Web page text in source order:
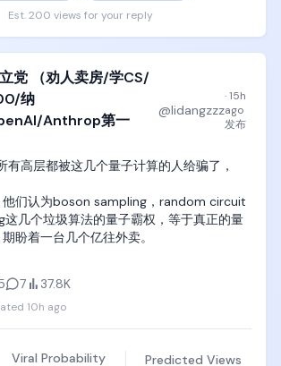
艺风格呈现，服装不脱落、不破损、不透
度位移。不出现真实存在的节目名、电视台
就是后来谷歌的AI大模型，Gemini。
来，他觉得这才是正经事。
个技术出口搞点创造，比什么都强。
一直退休？
大错误。”
Est. 200 views for your reply
党 （劝人卖房/学CS/
纳
Anthrop第一
@lidangzzz
·15h
ago
发布
有高层都被这几个量子计算的人给骗了，
他们认为boson sampling，random circuit
几个垃圾算法的量子霸权，等于真正的量
盼着一台几个亿往外卖。
节点，以及为什么现在量子霸权都是骗
不仅Google所有高层都被骗了，中国国务
一小部分人也被骗了，都决定继续烧钱在
7 37.8K
10h ago
Viral Probability Predicted Views